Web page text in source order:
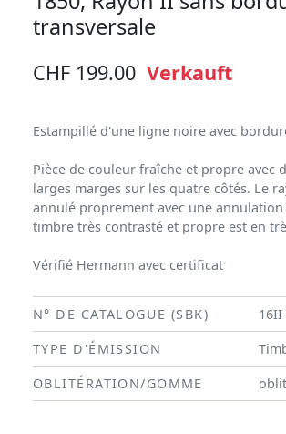
transversale
CHF 199.00 Verkauft
Estampillé d'une ligne noire avec
Pièce de couleur fraîche et propre avec
larges marges sur les quatre côtés. Le
annulé proprement avec une annulation
timbre très contrasté et propre est en
Vérifié Hermann avec certificat
N° DE CATALOGUE (SBK)
TYPE D'ÉMISSION
OBLITÉRATION/GOMME